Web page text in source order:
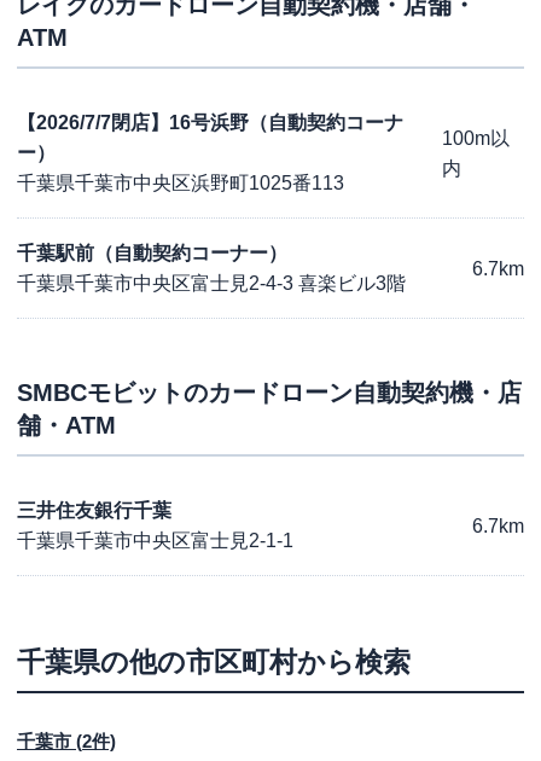
ATM
【2026/7/7閉店】16号浜野（自動契約コーナ
ー）
千葉県千葉市中央区浜野町1025番113
100m以
内
千葉駅前（自動契約コーナー）
千葉県千葉市中央区富士見2-4-3 喜楽ビル3階
6.7km
SMBCモビットのカードローン自動契約機・店
舗・ATM
三井住友銀行千葉
千葉県千葉市中央区富士見2-1-1
6.7km
千葉県の他の市区町村から検索
千葉市 (2件)